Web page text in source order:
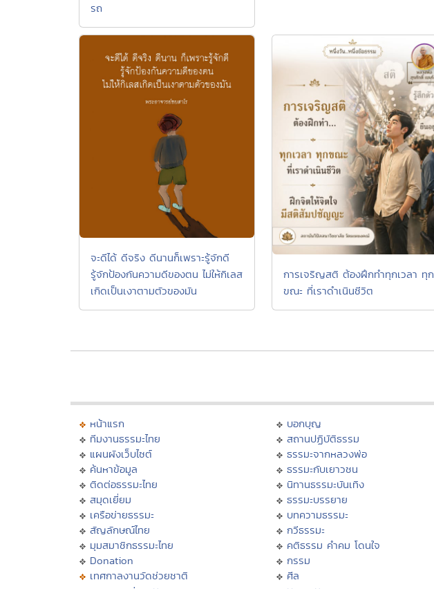
รถ
จะดีได้ ดีจริง ดีนานก็เพราะรู้จักดี
รู้จักป้องกันความดีของตน ไม่ให้กิเลส
เกิดเป็นเงาตามตัวของมัน
การเจริญสติ ต้องฝึกทำทุกเวลา ทุก
ขณะ ที่เราดำเนินชีวิต
หน้าแรก
ทีมงานธรรมะไทย
แผนผังเว็บไซต์
ค้นหาข้อมูล
ติดต่อธรรมะไทย
สมุดเยี่ยม
เครือข่ายธรรมะ
สัญลักษณ์ไทย
มุมสมาชิกธรรมะไทย
Donation
เทศกาลงานวัดช่วยชาติ
บอกบุญ
สถานปฏิบัติธรรม
ธรรมะจากหลวงพ่อ
ธรรมะกับเยาวชน
นิทานธรรมะบันเทิง
ธรรมะบรรยาย
บทความธรรมะ
กวีธรรมะ
คติธรรม คำคม โดนใจ
กรรม
ศีล